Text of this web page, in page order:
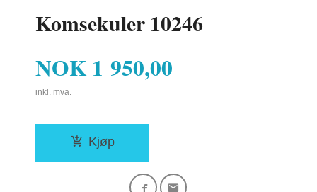
Komsekuler 10246
Pris
NOK1 950,00
inkl. mva.
Kjøp